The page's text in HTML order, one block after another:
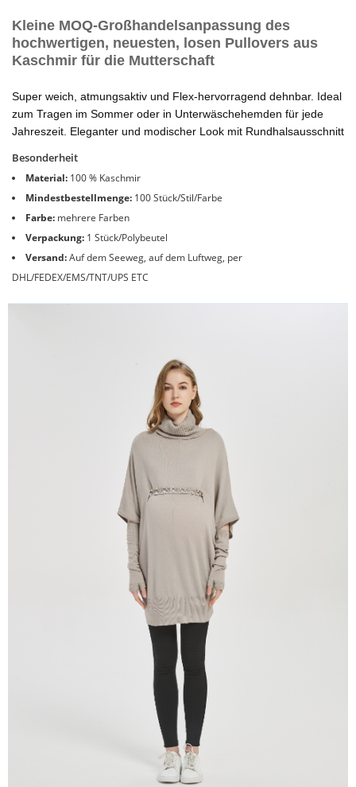
Kleine MOQ-Großhandelsanpassung des
hochwertigen, neuesten, losen Pullovers aus
Kaschmir für die Mutterschaft
Super weich, atmungsaktiv und Flex-hervorragend dehnbar. Ideal
zum Tragen im Sommer oder in Unterwäschehemden für jede
Jahreszeit. Eleganter und modischer Look mit Rundhalsausschnitt
Besonderheit
Material: 100 % Kaschmir
Mindestbestellmenge: 100 Stück/Stil/Farbe
Farbe: mehrere Farben
Verpackung: 1 Stück/Polybeutel
Versand:Auf dem Seeweg, auf dem Luftweg, per
DHL/FEDEX/EMS/TNT/UPS ETC